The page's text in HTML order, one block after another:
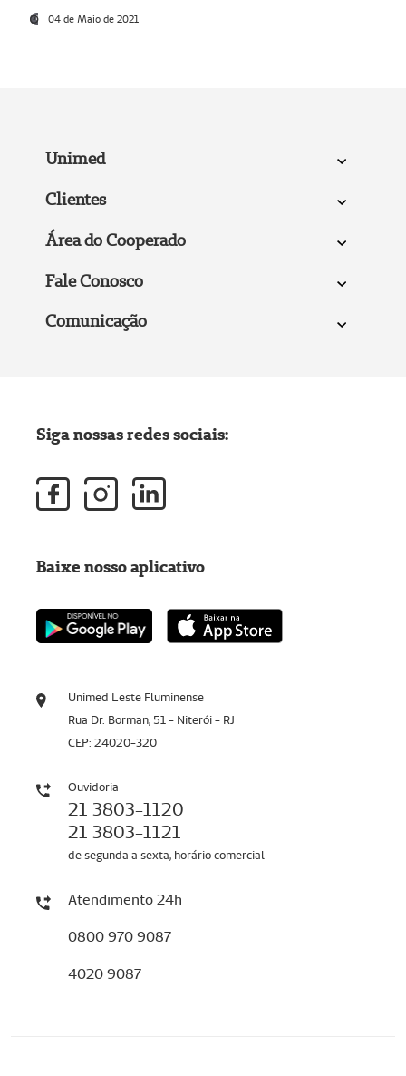
04 de Maio de 2021
Unimed
Clientes
Área do Cooperado
Fale Conosco
Comunicação
Unimed Leste Fluminense
Rua Dr. Borman, 51 - Niterói - RJ
CEP: 24020-320
Ouvidoria
21 3803-1120
21 3803-1121
de segunda a sexta, horário comercial
Atendimento 24h
0800 970 9087
4020 9087
Siga nossas redes sociais:
Baixe nosso aplicativo